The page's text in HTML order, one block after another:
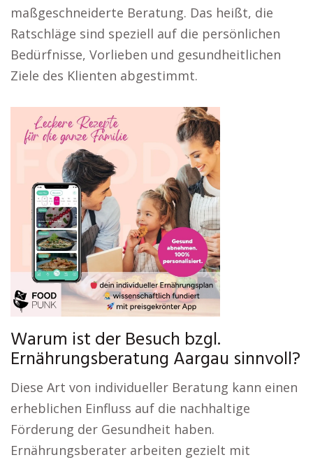
maßgeschneiderte Beratung. Das heißt, die
Ratschläge sind speziell auf die persönlichen
Bedürfnisse, Vorlieben und gesundheitlichen
Ziele des Klienten abgestimmt.
Warum ist der Besuch bzgl.
Ernährungsberatung Aargau sinnvoll?
Diese Art von individueller Beratung kann einen
erheblichen Einfluss auf die nachhaltige
Förderung der Gesundheit haben.
Ernährungsberater arbeiten gezielt mit